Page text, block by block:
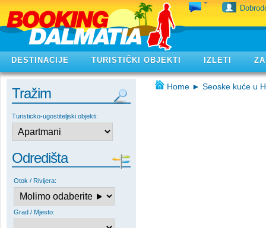
DESTINACIJE TURISTIČKI OBJEKTI IZLETI
Tražim
Turisticko-ugostiteljski objekti:
Odredišta
Otok / Rivijera:
Grad / Mjesto:
Home ► Seoske kuće u